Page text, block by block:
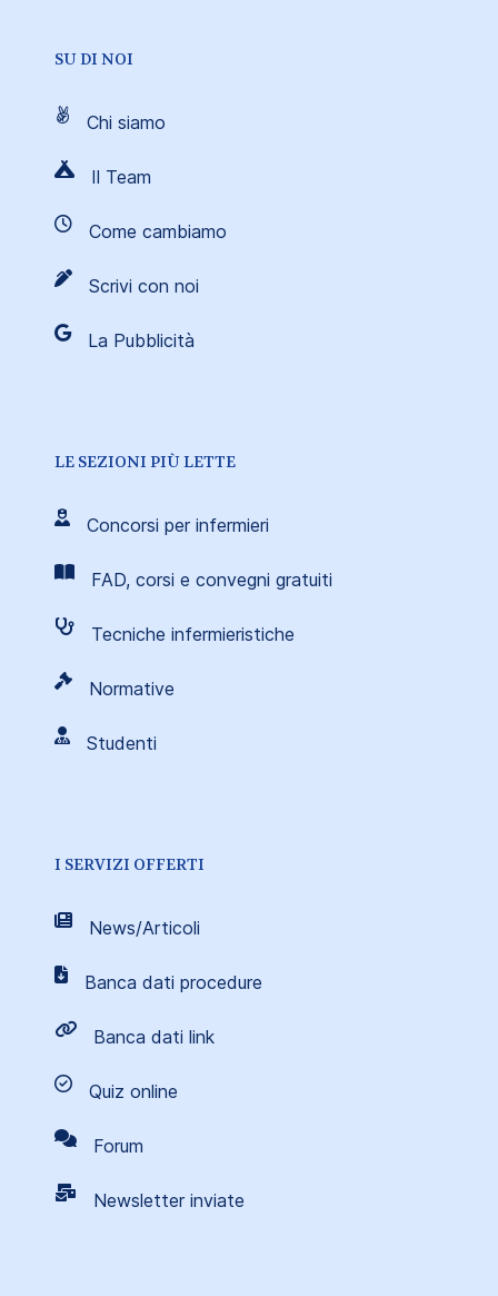
SU DI NOI
Chi siamo
Il Team
Come cambiamo
Scrivi con noi
La Pubblicità
LE SEZIONI PIÙ LETTE
Concorsi per infermieri
FAD, corsi e convegni gratuiti
Tecniche infermieristiche
Normative
Studenti
I SERVIZI OFFERTI
News/Articoli
Banca dati procedure
Banca dati link
Quiz online
Forum
Newsletter inviate